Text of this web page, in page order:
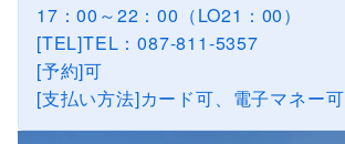
17：00～22：00（LO21：00）
[TEL]TEL：087-811-5357
[予約]可
[支払い方法]カード可、電子マネー可